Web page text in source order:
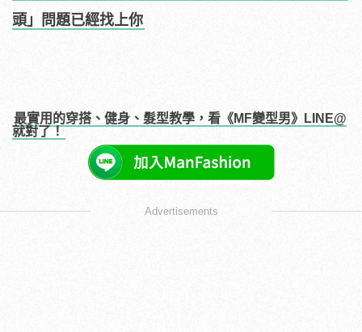
頭」問題已經找上你
最實用的穿搭、健身、髮型教學，看《MF變型男》LINE@
就對了！
Advertisements